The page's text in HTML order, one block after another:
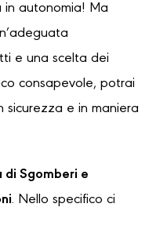
autonomia! Ma
e una scelta dei
consapevole, potrai
sicurezza e in maniera
di Sgomberi e
. Nello specifico ci